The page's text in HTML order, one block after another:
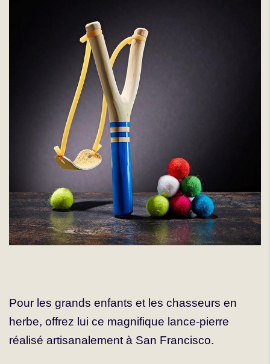
Pour les grands enfants et les chasseurs en
herbe, offrez lui ce magnifique lance-pierre
réalisé artisanalement à San Francisco.